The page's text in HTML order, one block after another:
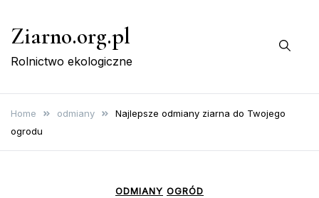
Ziarno.org.pl
Rolnictwo ekologiczne
Home odmiany
Najlepsze odmiany ziarna do Twojego
ogrodu
ODMIANY OGRÓD